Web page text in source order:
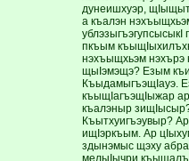
дунеишхуэр,
а къалэн
ублэзыгъэгупсысыкI
пкъым
нэхъыщхьэм нэхърэ
щыIэмэщэ? Езым
КъыдамыгъэщIауэ.
къыщIагъэщIыжар
къалэныр
Къытхуигъэувыр?
ищIэркъым. Ар
здынэмыс щэху
мелыIычри